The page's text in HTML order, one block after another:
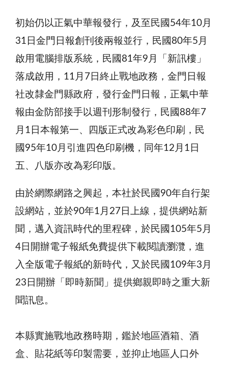
初始仍以正氣中華報發行，及至民國54年10月
31日金門日報創刊後兩報並行，民國80年5月
啟用電腦排版系統，民國81年9月「新訊樓」
落成啟用，11月7日終止戰地政務，金門日報
社改隸金門縣政府，發行金門日報，正氣中華
報由金防部接手以週刊形制發行，民國88年7
月1日本報第一、四版正式改為彩色印刷，民
國95年10月引進四色印刷機，同年12月1日
五、八版亦改為彩印版。
由於網際網路之興起，本社於民國90年自行架
設網站，並於90年1月27日上線，提供網站新
聞，邁入資訊時代的里程碑，於民國105年5月
4日開辦電子報紙免費提供下載閱讀瀏灠，進
入全版電子報紙的新時代，又於民國109年3月
23日開辦「即時新聞」提供鄉親即時之重大新
聞訊息。
本縣實施戰地政務時期，鑑於地區酒箱、酒
盒、貼花紙等印製需要，並抑止地區人口外